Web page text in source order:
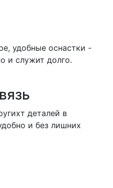
удобные оснастки -
и служит долго.
деталей в
и без лишних